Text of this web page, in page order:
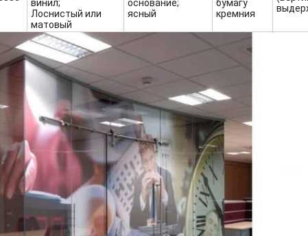
винил;
Лоснистый или
матовый
основание;
ясный
бумагу
кремния